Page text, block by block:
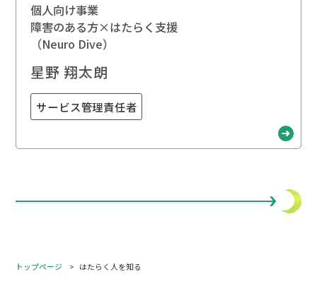
個人向け事業
障害のある方×はたらく支援
（Neuro Dive）
星野 翔太朗
サービス管理責任者
トップページ はたらく人を知る